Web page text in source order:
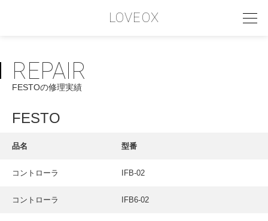
LOVEOX
PHILOSOPHY
フィロソフィー
COMPANY PROFILE
INTERVIEW
REPAIR
FESTOの修理実績
FESTO
品名 型番
コントローラ IFB-02
コントローラ IFB6-02